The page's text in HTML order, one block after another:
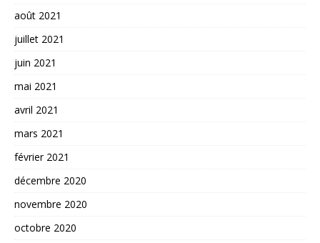
août 2021
juillet 2021
juin 2021
mai 2021
avril 2021
mars 2021
février 2021
décembre 2020
novembre 2020
octobre 2020